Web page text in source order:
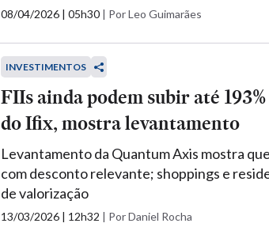
08/04/2026 | 05h30 | Por Leo Guimarães
INVESTIMENTOS
FIIs ainda podem subir até
do Ifix, mostra levantamento
Levantamento da Quantum Axis mostra
com desconto relevante; shoppings e
de valorização
13/03/2026 | 12h32 | Por Daniel Rocha